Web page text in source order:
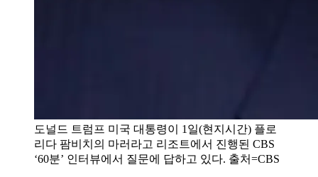
도널드 트럼프 미국 대통령이 1일(현지시간) 플로
리다 팜비치의 마러라고 리조트에서 진행된 CBS
‘60분’ 인터뷰에서 질문에 답하고 있다. 출처=CBS